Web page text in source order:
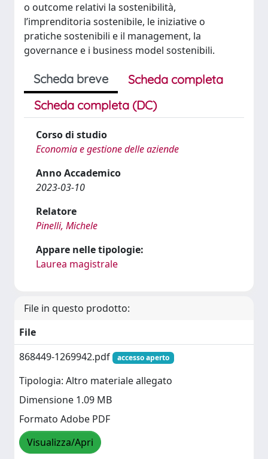
o outcome relativi la sostenibilità,
l’imprenditoria sostenibile, le iniziative o
pratiche sostenibili e il management, la
governance e i business model sostenibili.
Scheda breve
Scheda completa
Scheda completa (DC)
Corso di studio
Economia e gestione delle aziende
Anno Accademico
2023-03-10
Relatore
Pinelli, Michele
Appare nelle tipologie:
Laurea magistrale
File in questo prodotto:
File
868449-1269942.pdf
accesso aperto
Tipologia: Altro materiale allegato
Dimensione 1.09 MB
Formato Adobe PDF
Visualizza/Apri